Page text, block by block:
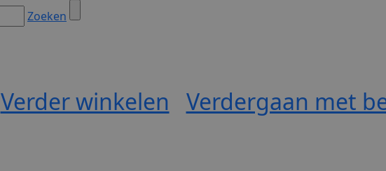
Zoeken
Verder winkelen Verdergaan met